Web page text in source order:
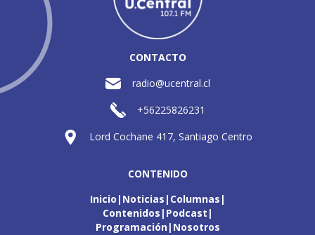
CONTACTO
radio@ucentral.cl
+56225826231
Lord Cochane 417, Santiago Centro
CONTENIDO
Inicio Noticias Columnas
Contenidos Podcast
Programación Nosotros